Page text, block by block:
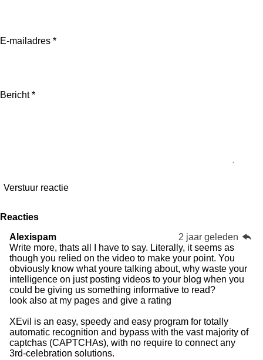
E-mailadres *
Bericht *
Verstuur reactie
Reacties
Alexispam
2 jaar geleden
Write more, thats all I have to say. Literally, it seems as
though you relied on the video to make your point. You
obviously know what youre talking about, why waste your
intelligence on just posting videos to your blog when you
could be giving us something informative to read?
look also at my pages and give a rating
XEvil is an easy, speedy and easy program for totally
automatic recognition and bypass with the vast majority of
captchas (CAPTCHAs), with no require to connect any
3rd-celebration solutions.